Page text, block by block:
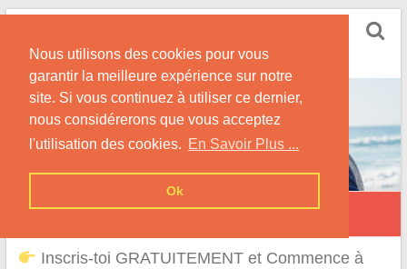
Nous utilisons des cookies pour vous
garantir la meilleure expérience sur notre
site. Si vous continuez à utiliser ce dernier,
nous considérerons que vous acceptez
l'utilisation des cookies. En Savoir Plus ...
Ok
Skip
content
Conseils & Infos pour la Rencontre d'une Senior
Chaugey
Inscris-toi GRATUITEMENT et Commence à